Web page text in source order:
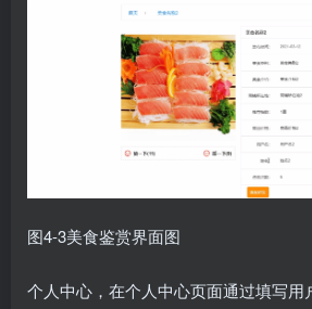
图4-3美食鉴赏界面图
个人中心，在个人中心页面通过填写用